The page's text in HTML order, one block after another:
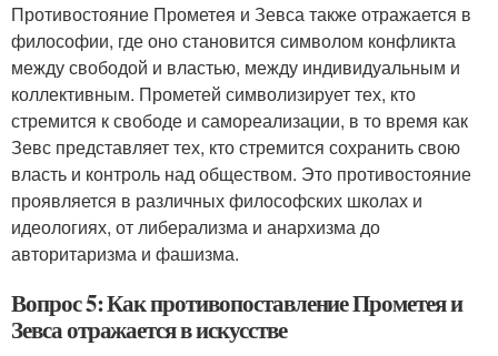
Противостояние Прометея и Зевса также отражается в
философии, где оно становится символом конфликта
между свободой и властью, между индивидуальным и
коллективным. Прометей символизирует тех, кто
стремится к свободе и самореализации, в то время как
Зевс представляет тех, кто стремится сохранить свою
власть и контроль над обществом. Это противостояние
проявляется в различных философских школах и
идеологиях, от либерализма и анархизма до
авторитаризма и фашизма.
Вопрос 5: Как противопоставление Прометея и
Зевса отражается в искусстве